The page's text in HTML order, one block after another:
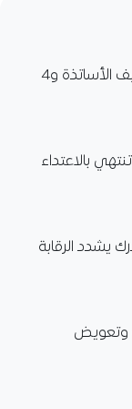
وزارة التربية تعلن نتائج مسابقة توظيف الأساتذة و4
بالاعتداء
يشدد الرقابة
جديدة وتعويض